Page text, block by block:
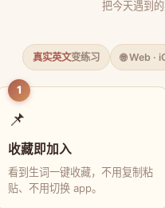
把今天遇到
真实英文变练习 🌐 Web ·
1
📌
收藏即加入
看到生词一键收藏，不用复制粘
贴、不用切换 app。